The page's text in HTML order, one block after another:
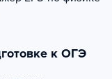
к ОГЭ